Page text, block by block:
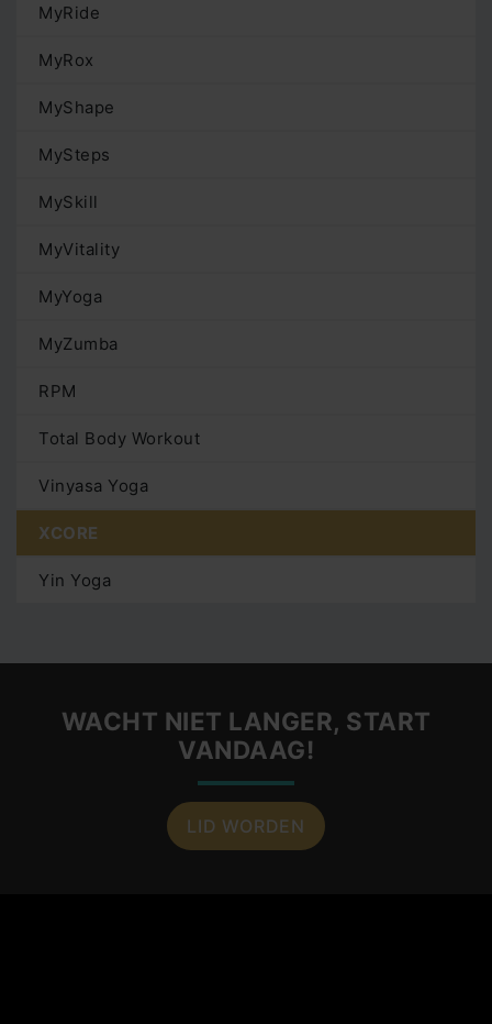
MyRide
MyRox
MyShape
MySteps
MySkill
MyVitality
MyYoga
MyZumba
RPM
Total Body Workout
Vinyasa Yoga
XCORE
Yin Yoga
WACHT NIET LANGER, START
VANDAAG!
LID WORDEN